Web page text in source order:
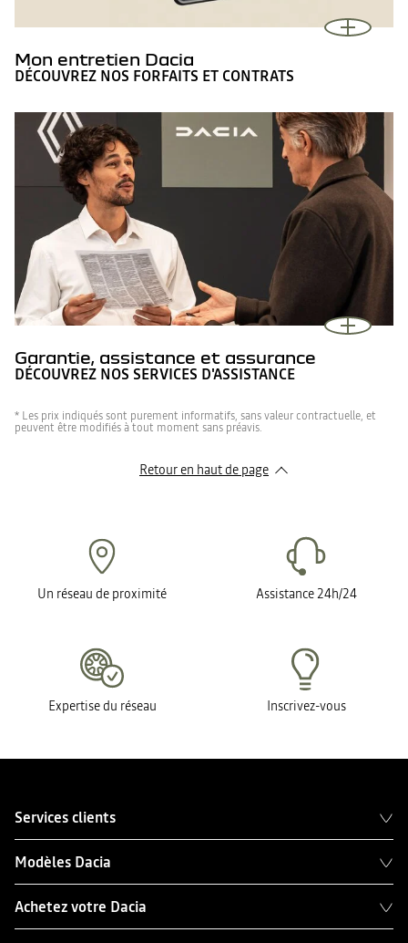
Mon entretien Dacia
DÉCOUVREZ NOS FORFAITS ET CONTRATS
Garantie, assistance et assurance
DÉCOUVREZ NOS SERVICES D'ASSISTANCE
* Les prix indiqués sont purement informatifs, sans valeur contractuelle, et
peuvent être modifiés à tout moment sans préavis.
Retour en haut de page
Un réseau de proximité Assistance 24h/24
Expertise du réseau Inscrivez-vous
Services clients
Modèles Dacia
Achetez votre Dacia